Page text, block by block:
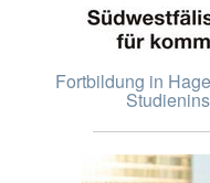
Fortbildung in